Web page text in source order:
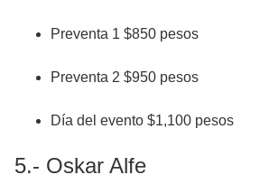
Preventa 1 $850 pesos
Preventa 2 $950 pesos
Día del evento $1,100 pesos
5.- Oskar Alfe